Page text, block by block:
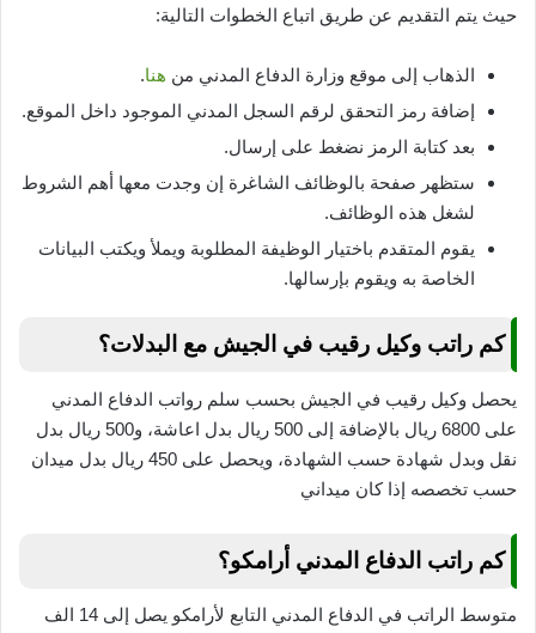
حيث يتم التقديم عن طريق اتباع الخطوات التالية:
الذهاب إلى موقع وزارة الدفاع المدني من هنا.
إضافة رمز التحقق لرقم السجل المدني الموجود داخل الموقع.
بعد كتابة الرمز نضغط على إرسال.
ستظهر صفحة بالوظائف الشاغرة إن وجدت معها أهم الشروط
لشغل هذه الوظائف.
يقوم المتقدم باختيار الوظيفة المطلوبة ويملأ ويكتب البيانات
الخاصة به ويقوم بإرسالها.
كم راتب وكيل رقيب في الجيش مع البدلات؟
يحصل وكيل رقيب في الجيش بحسب سلم رواتب الدفاع المدني
على 6800 ريال بالإضافة إلى 500 ريال بدل اعاشة، و500 ريال بدل
نقل وبدل شهادة حسب الشهادة، ويحصل على 450 ريال بدل ميدان
حسب تخصصه إذا كان ميداني
كم راتب الدفاع المدني أرامكو؟
متوسط الراتب في الدفاع المدني التابع لأرامكو يصل إلى 14 الف